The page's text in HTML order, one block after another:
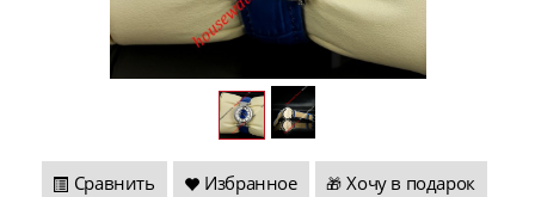
Сравнить Избранное 🎁 Хочу в подарок